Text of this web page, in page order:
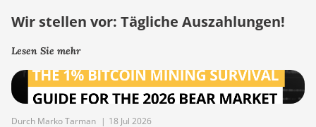
Wir stellen vor: Tägliche Auszahlungen!
Lesen Sie mehr
Durch Marko Tarman | 18 Jul 2026